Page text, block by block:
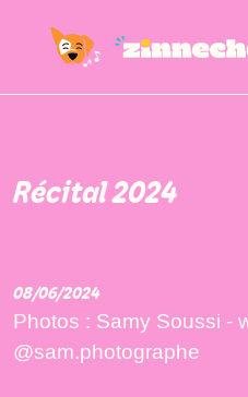
Récital 2024
08/06/2024
Photos : Samy Soussi -
@sam.photographe